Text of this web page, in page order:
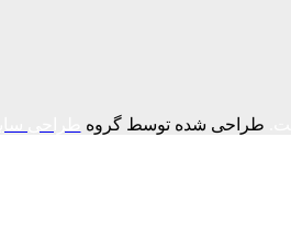
طراحی شده توسط گروه